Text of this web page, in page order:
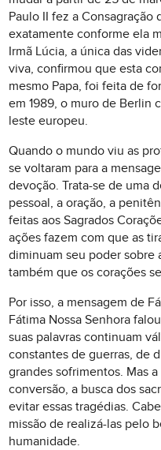
Paulo II fez a Consagração
exatamente conforme ela
Irmã Lúcia, a única das
viva, confirmou que esta
mesmo Papa, foi feita de
em 1989, o muro de Berlin
leste europeu.
Quando o mundo viu as
se voltaram para a
devoção. Trata-se de uma
pessoal, a oração, a
feitas aos Sagrados
ações fazem com que as
diminuam seu poder sobre
também que os corações
Por isso, a mensagem de
Fátima Nossa Senhora
suas palavras continuam
constantes de guerras, de
grandes sofrimentos. Mas
conversão, a busca dos
evitar essas tragédias.
missão de realizá-las pelo
humanidade.